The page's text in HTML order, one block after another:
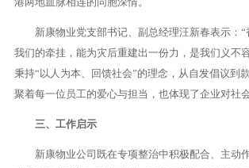
新康物业党支部书记、副总经理汪新春表示：
我们的牵挂，能为灾后重建出一份力，是我们义不
秉持“以人为本、回馈社会”的理念，从自发倡议到
聚着每一位员工的爱心与担当，也体现了企业对社
三、工作启示
新康物业公司既在专项整治中积极配合、主动